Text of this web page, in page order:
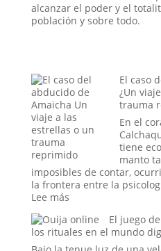
alcanzar el poder y el
población y sobre todo.
El caso
¿Un
trauma
En el
tiene
manto
imposibles de contar,
la frontera entre la
Lee más:
caso
del
abducido
El juego
los rituales en el mundo